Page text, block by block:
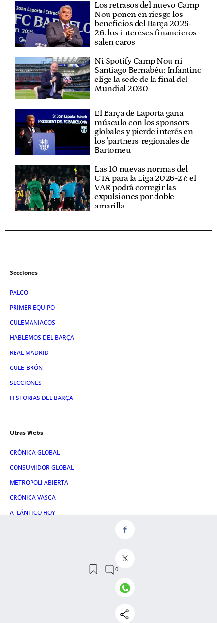
Los retrasos del nuevo Camp
Nou ponen en riesgo los
beneficios del Barça 2025-
26: los intereses financieros
salen caros
Ni Spotify Camp Nou ni
Santiago Bernabéu: Infantino
elige la sede de la final del
Mundial 2030
El Barça de Laporta gana
músculo con los sponsors
globales y pierde interés en
los 'partners' regionales de
Bartomeu
Las 10 nuevas normas del
CTA para la Liga 2026-27: el
VAR podrá corregir las
expulsiones por doble
amarilla
Secciones
PALCO
PRIMER EQUIPO
CULEMANIACOS
HABLEMOS DEL BARÇA
REAL MADRID
CULE-BRÓN
SECCIONES
HISTORIAS DEL BARÇA
Otras Webs
CRÓNICA GLOBAL
CONSUMIDOR GLOBAL
METROPOLI ABIERTA
CRÓNICA VASCA
ATLÁNTICO HOY